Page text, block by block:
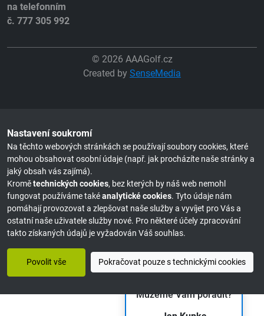
Můžeme Vám poradit?
na telefonním
č. 777 305 992
© 2026 AAAGolf.cz
Created by SenseMedia
Nastavení soukromí
Na těchto webových stránkách se používají soubory cookies, které
mohou obsahovat osobní údaje (např. jak procházíte naše stránky a
jaký obsah vás zajímá).
Kromětechnických cookies, bez kterých by náš web nemohl
fungovat používáme takéanalytické cookies. Tyto údaje nám
pomáhají provozovat a zlepšovat naše služby a vyvíjet pro Vás a
ostatní naše uživatele služby nové. Pro některé účely zpracování
takto získaných údajů je vyžadován Váš souhlas.
Povolit vše Pokračovat pouze s technickými cookies